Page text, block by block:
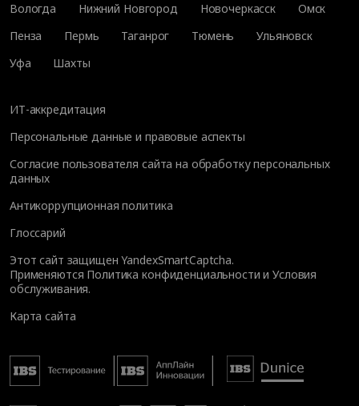
Вологда
Нижний Новгород Новочеркасск
Омск
Пенза
Пермь Таганрог Тюмень
Ульяновск
Уфа
Шахты
ИТ-аккредитация
Персональные данные и правовые аспекты
Согласие пользователя сайта на обработку персональных
данных
Антикоррупционная политика
Глоссарий
Этот сайт защищен YandexSmartCaptcha.
Применяются Политика конфиденциальности иУсловия
обслуживания.
Карта сайта